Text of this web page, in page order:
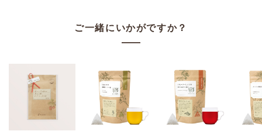
ご一緒にいかがですか？